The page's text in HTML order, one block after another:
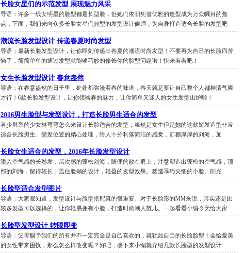
长脸女星们的示范发型 展现魅力风采
导语：许多一线女明星的脸型都是长型脸，但她们依旧凭借优雅的造型成为万众瞩目的焦
点，下面，我们来向众多长脸女星们典型的发型设计偷师，为自身打造适合长脸的发型吧
潮流长脸发型设计 传递春夏时尚发型
导语：最新长脸发型设计，让你即刻传递出春夏的潮流时尚发型！不要再为自己的长脸而苦
恼了，简简单单的通过发型就能够巧妙的修饰你的脸型问题啦！快来看看吧！
女生长脸发型设计 春意盎然
导语：在春意盎然的日子里，处处都弥漫着春的味道，春天就是要让自己整个人都神清气爽
才行！6款长脸发型设计，让你领略春的魅力，让你简单又迷人的女生发型出炉啦！
2016男生脸型与发型设计，打造长脸男生适合的发型
看少男系的少女林弯弯怎么来设计长脸适合的发型，虽然是女生但是她的这款短发造型非常
适合长脸男生。鬓发位置的精心处理，给人十分利落简洁的感觉，前额厚厚的刘海，加
长脸女生适合的发型，2016年长脸发型设计
添入空气感的长卷发，层次感的蓬松刘海，随便的散在肩上，注意塑造出蓬松的空气感，顶
部的刘海，留得较长，盖住脸颊的设计，轻盈的发型效果。塑造乖巧尖细的小脸。阳光
长脸型适合发型图片
导语：大家都知道，发型设计与脸型搭配真的很重要。对于长脸形的MM来说，其实还是比
较多发型可以选择的，让你轻易拥有小脸，打造时尚潮人范儿。一起看看小编今天给大家
长脸型发型设计 转眼即变
导语：父母赐予我们的所有并不一定完全是自己喜欢的，就犹如自己的长脸脸型！会给爱美
的女性带来困扰，那么怎么样改变呢？好吧，接下来小编就介绍几款长脸型的发型设计